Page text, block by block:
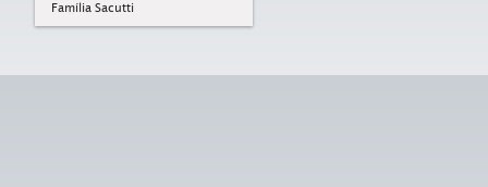
Família Sacutti